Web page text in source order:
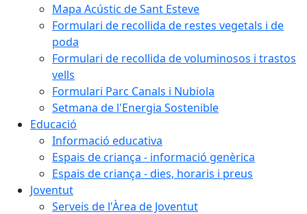
Mapa Acústic de Sant Esteve
Formulari de recollida de restes vegetals i de
poda
Formulari de recollida de voluminosos i trastos
vells
Formulari Parc Canals i Nubiola
Setmana de l'Energia Sostenible
Educació
Informació educativa
Espais de criança - informació genèrica
Espais de criança - dies, horaris i preus
Joventut
Serveis de l'Àrea de Joventut